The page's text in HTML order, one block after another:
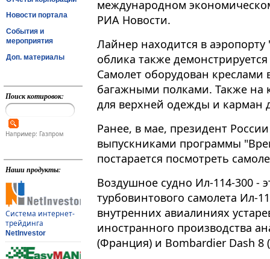
Новости портала
События и
мероприятия
Доп. материалы
Поиск котировок:
Например: Газпром
Наши продукты:
Система интернет-
трейдинга
NetInvestor
международном
РИА Новости​​​.
Лайнер находится в
облика также
Самолет оборудован
багажными полками. Также на
для верхней одежды и карман
Ранее, в мае, президент
выпускниками программы
постарается посмотреть
Воздушное судно Ил-114-300 -
турбовинтового самолета Ил-
внутренних авиалиниях
иностранного производства
(Франция) и Bombardier Dash 8